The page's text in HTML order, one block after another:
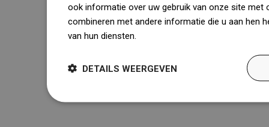
ook informatie over uw gebruik van onze site met
combineren met andere informatie die u aan hen
van hun diensten.
DETAILS WEERGEVEN